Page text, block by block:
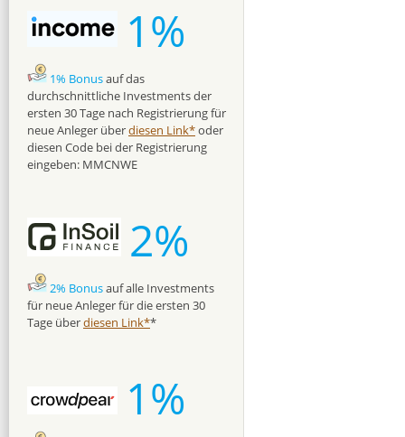
1%
1% Bonusauf das
durchschnittliche Investments der
ersten 30 Tage nach Registrierung für
neue Anleger überdiesen Link*oder
diesen Code bei der Registrierung
eingeben: MMCNWE
2%
2% Bonusauf alle Investments
für neue Anleger für die ersten 30
Tage überdiesen Link**
1%